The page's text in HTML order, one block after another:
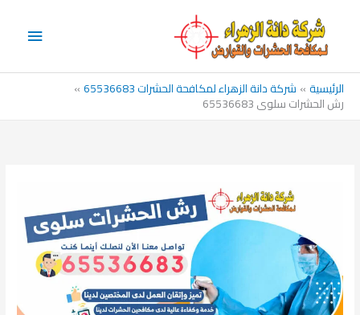
المحتوى
الرئيسية شركة دانة الزهراء لمكافحة الحشرات 65536683
رش الحشرات سلوى 65536683